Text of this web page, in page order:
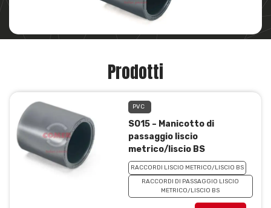
Prodotti
PVC
SO15 – Manicotto di
passaggio liscio
metrico/liscio BS
RACCORDI LISCIO METRICO/LISCIO BS
RACCORDI DI PASSAGGIO LISCIO
METRICO/LISCIO BS